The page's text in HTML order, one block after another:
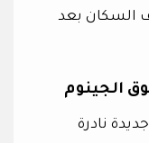
السكان بعد
الجينوم
نادرة